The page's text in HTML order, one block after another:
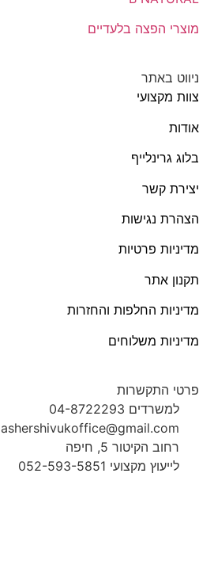
מוצרי הפצה בלעדיים
ניווט באתר
צוות מקצועי
אודות
בלוג גרינלייף
יצירת קשר
הצהרת נגישות
מדיניות פרטיות
תקנון אתר
מדיניות החלפות והחזרות
מדיניות משלוחים
פרטי התקשרות
למשרדים 04-8722293
ashershivukoffice@gmail.com
רחוב הקיטור 5, חיפה
לייעוץ מקצועי 052-593-5851